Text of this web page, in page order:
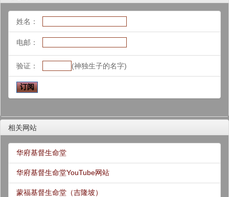
姓名：
电邮：
验证： (神独生子的名字)
相关网站
华府基督生命堂
华府基督生命堂YouTube网站
蒙福基督生命堂（吉隆坡）